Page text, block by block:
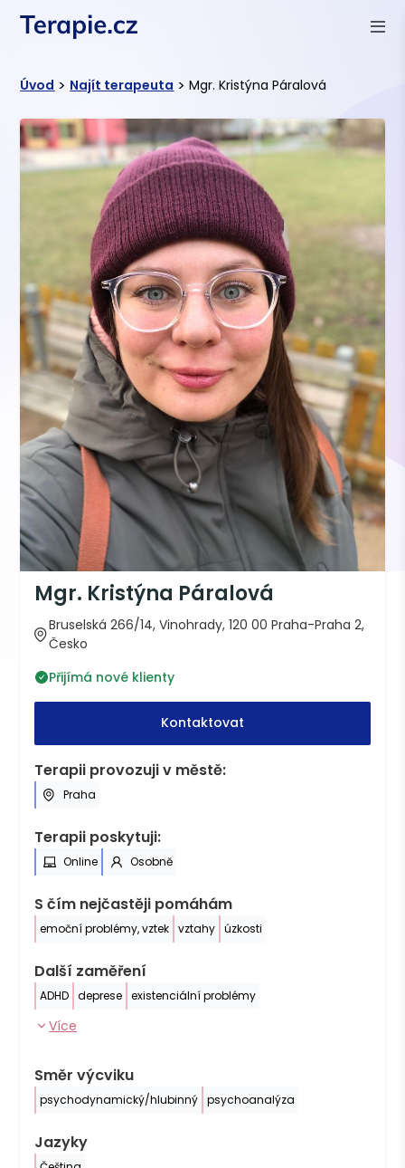
Úvod > Najít terapeuta > Mgr. Kristýna Páralová
Mgr. Kristýna Páralová
Bruselská 266/14, Vinohrady, 120 00 Praha-Praha 2,
Česko
Přijímá nové klienty
Kontaktovat
Terapii provozuji v městě:
Praha
Terapii poskytuji:
Online Osobně
S čím nejčastěji pomáhám
emoční problémy, vztek vztahy úzkosti
Další zaměření
ADHD deprese existenciální problémy
Více
Směr výcviku
psychodynamický/hlubinný psychoanalýza
Jazyky